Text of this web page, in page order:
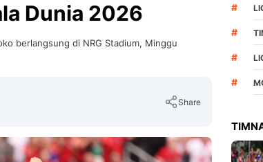
Dunia 2026
berlangsung di NRG Stadium, Minggu
Share
#
#
#
#